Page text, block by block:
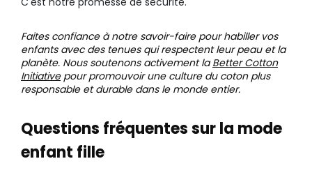
Faites confiance à notre savoir-faire pour habiller vos
enfants avec des tenues qui respectent leur peau et la
planète. Nous soutenons activement laBetter Cotton
Initiativepour promouvoir une culture du coton plus
responsable et durable dans le monde entier.
Questions fréquentes sur la mode
enfant fille